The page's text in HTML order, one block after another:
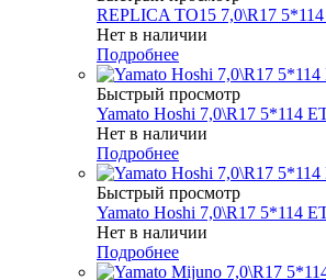
REPLICA TO15 7,0\R17
Нет в наличии
Подробнее
Быстрый просмотр
Yamato Hoshi 7,0\R17 5*114
Нет в наличии
Подробнее
Быстрый просмотр
Yamato Hoshi 7,0\R17 5*114
Нет в наличии
Подробнее